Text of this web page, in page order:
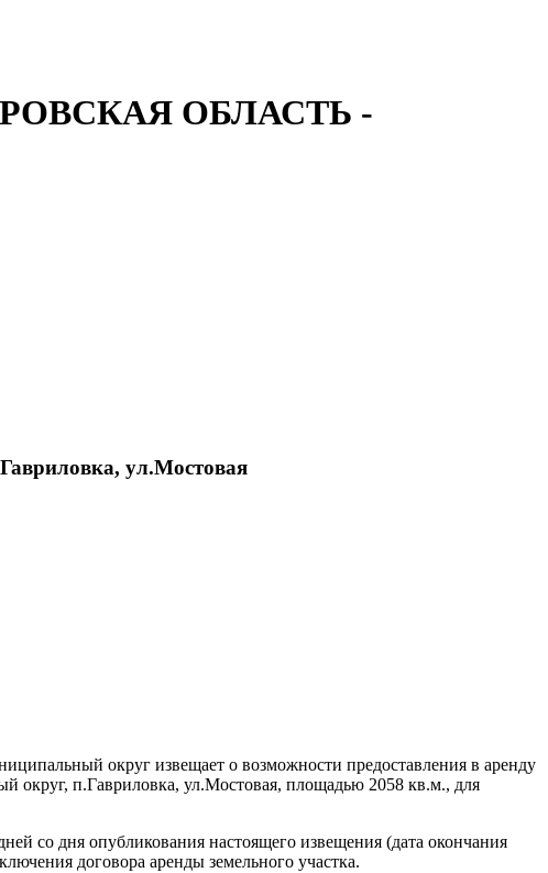
ОБЛАСТЬ -
ул.Мостовая
округ извещает о возможности предоставления в аренду
округ, п.Гавриловка, ул.Мостовая, площадью 2058 кв.м., для
со дня опубликования настоящего извещения (дата окончания
договора аренды земельного участка.